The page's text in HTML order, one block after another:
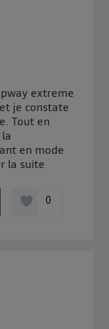
extreme
je constate
Tout en
en mode
la suite
0